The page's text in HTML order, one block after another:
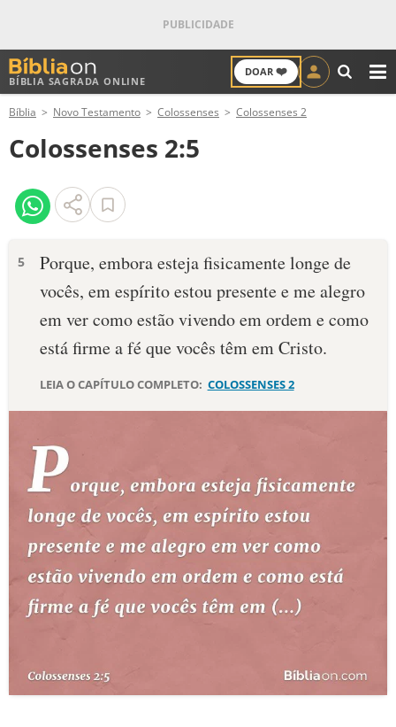
BÍBLIA SAGRADA ONLINE
DOAR ❤️
ANTIGO TESTAMENTO
NOVO TESTAMENTO
VERSÍCULOS
PALAVRA DO DIA
SALMO DO DIA
DEVOCIONAL DIÁRIO
ESTUDOS BÍBLICOS
ESBOÇOS DE PREGAÇÃO
TEMAS
PERGUNTE À BÍBLIA IA
QUEM SOMOS
Bíblia Novo Testamento Colossenses Colossenses 2
Colossenses 2:5
5
Porque, embora esteja fisicamente longe de
vocês, em espírito estou presente e me alegro
em ver como estão vivendo em ordem e como
está firme a fé que vocês têm em Cristo.
LEIA O CAPÍTULO COMPLETO: COLOSSENSES 2